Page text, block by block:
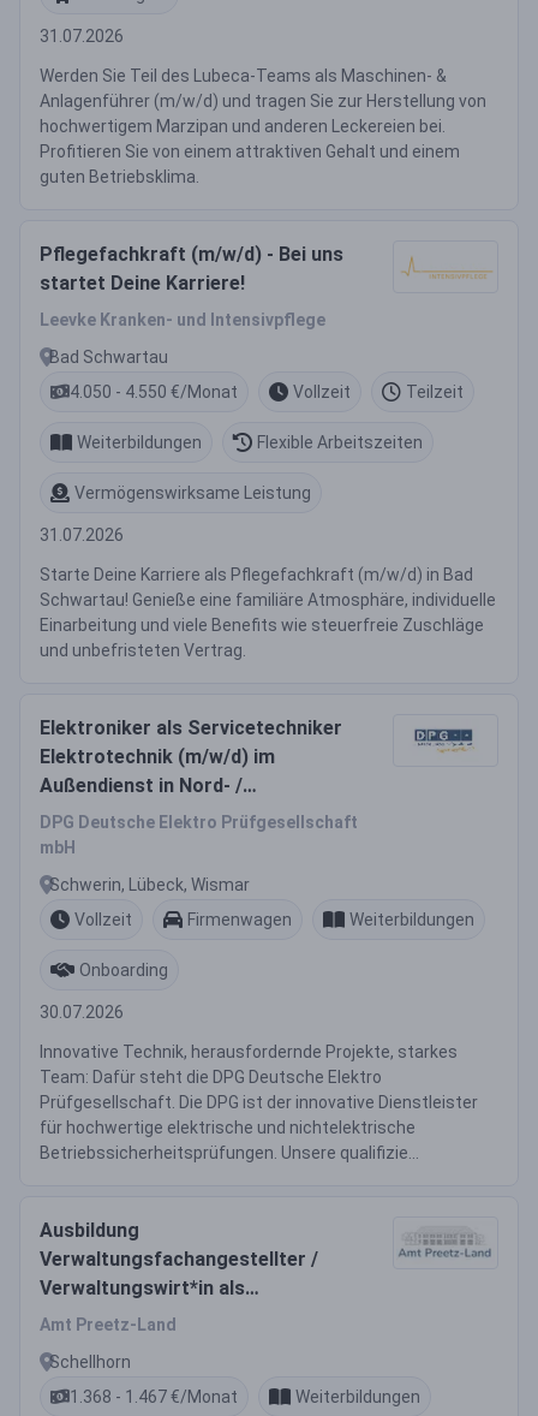
31.07.2026
Werden Sie Teil des Lubeca-Teams als Maschinen- &
Anlagenführer (m/w/d) und tragen Sie zur Herstellung von
hochwertigem Marzipan und anderen Leckereien bei.
Profitieren Sie von einem attraktiven Gehalt und einem
guten Betriebsklima.
Pflegefachkraft (m/w/d) - Bei uns
startet Deine Karriere!
Leevke Kranken- und Intensivpflege
Bad Schwartau
4.050 - 4.550 €/Monat
Vollzeit Teilzeit
Weiterbildungen Flexible Arbeitszeiten
Vermögenswirksame Leistung
31.07.2026
Starte Deine Karriere als Pflegefachkraft (m/w/d) in Bad
Schwartau! Genieße eine familiäre Atmosphäre, individuelle
Einarbeitung und viele Benefits wie steuerfreie Zuschläge
und unbefristeten Vertrag.
Elektroniker als Servicetechniker
Elektrotechnik (m/w/d) im
Außendienst in Nord- /
Ostdeutschland
DPG Deutsche Elektro Prüfgesellschaft
mbH
Schwerin, Lübeck, Wismar
Vollzeit
Firmenwagen Weiterbildungen
Onboarding
30.07.2026
Innovative Technik, herausfordernde Projekte, starkes
Team: Dafür steht die DPG Deutsche Elektro
Prüfgesellschaft. Die DPG ist der innovative Dienstleister
für hochwertige elektrische und nichtelektrische
Betriebssicherheitsprüfungen. Unsere qualifizie...
Ausbildung
Verwaltungsfachangestellter /
Verwaltungswirt*in als
Amtsobersekretäranwärter*in
Amt Preetz-Land
Schellhorn
1.368 - 1.467 €/Monat
Weiterbildungen